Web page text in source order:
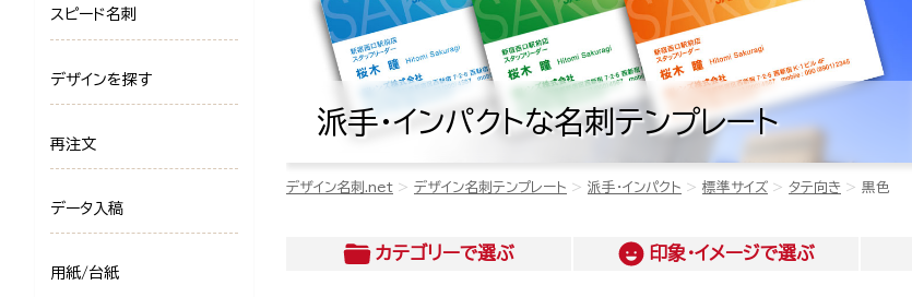
派手・インパクトな名刺テンプレート
デザイン名刺.net デザイン名刺テンプレート 派手・インパクト 標準サイズ タテ向き 黒色
カテゴリーで選ぶ 印象・イメージで選ぶ
スピード名刺
デザインを探す
再注文
データ入稿
用紙/台紙